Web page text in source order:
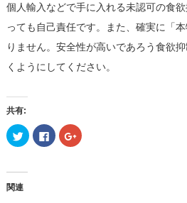
個人輸入などで手に入れる未認可の食
っても自己責任です。また、確実に「
りません。安全性が高いであろう食欲
くようにしてください。
共有:
ク
リ
て
Facebook
で
ク
リ
関連